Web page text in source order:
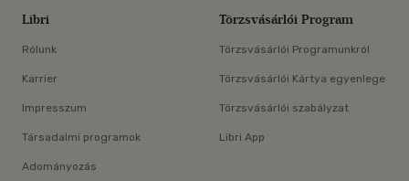
Libri
Rólunk
Karrier
Impresszum
Társadalmi programok
Adományozás
Törzsvásárlói Program
Törzsvásárlói Programunkról
Törzsvásárlói Kártya egyenlege
Törzsvásárlói szabályzat
Libri App